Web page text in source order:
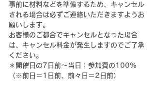
事前に材料などを準備するため、キャンセル
される場合は必ずご連絡いただきますようお
願いします。
お客様のご都合でキャンセルとなった場合
は、キャンセル料金が発生しますのでご了承
ください。
＊開催日の7日前～当日：参加費の100%
（※前日＝1日前、前々日＝2日前）